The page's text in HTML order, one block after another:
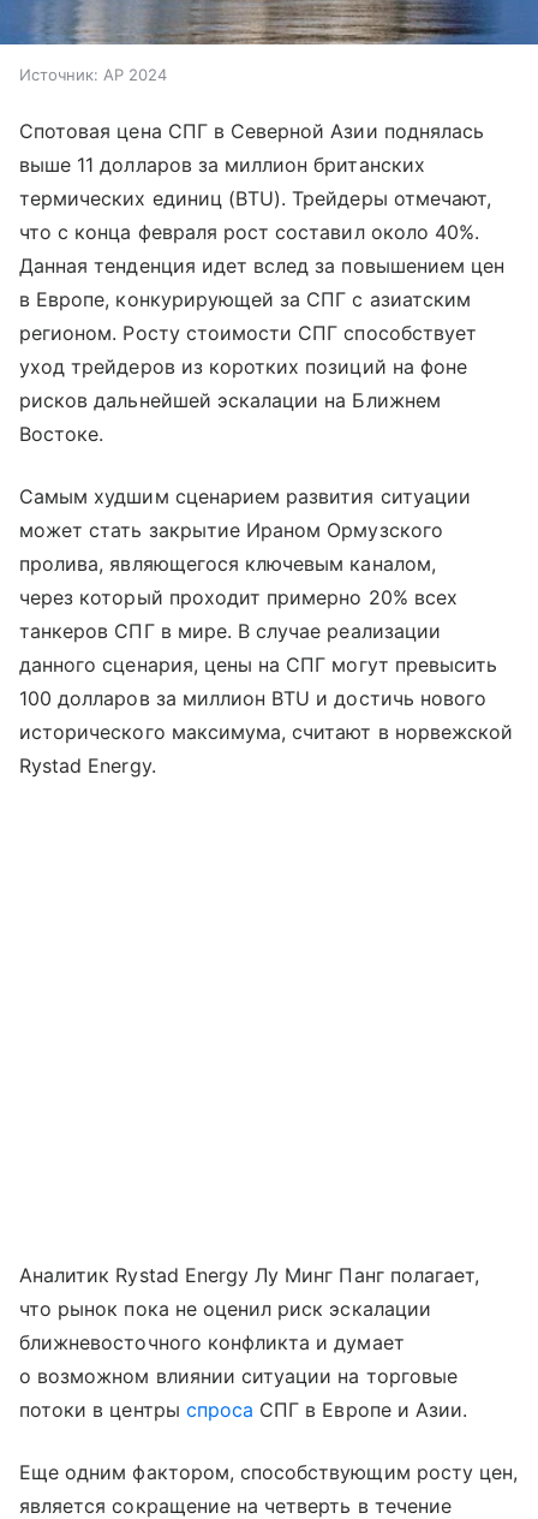
Источник: AP 2024
Спотовая цена СПГ в Северной Азии поднялась
выше 11 долларов за миллион британских
термических единиц (BTU). Трейдеры отмечают,
что с конца февраля рост составил около 40%.
Данная тенденция идет вслед за повышением цен
в Европе, конкурирующей за СПГ с азиатским
регионом. Росту стоимости СПГ способствует
уход трейдеров из коротких позиций на фоне
рисков дальнейшей эскалации на Ближнем
Востоке.
Самым худшим сценарием развития ситуации
может стать закрытие Ираном Ормузского
пролива, являющегося ключевым каналом,
через который проходит примерно 20% всех
танкеров СПГ в мире. В случае реализации
данного сценария, цены на СПГ могут превысить
100 долларов за миллион BTU и достичь нового
исторического максимума, считают в норвежской
Rystad Energy.
Аналитик Rystad Energy Лу Минг Панг полагает,
что рынок пока не оценил риск эскалации
ближневосточного конфликта и думает
о возможном влиянии ситуации на торговые
потоки в центры спроса СПГ в Европе и Азии.
Еще одним фактором, способствующим росту цен,
является сокращение на четверть в течение